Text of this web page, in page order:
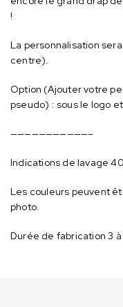
!
La personnalisation
centre).
Option (Ajouter votre
pseudo) : sous le logo
———————————–
Indications de lavage
Les couleurs peuvent
photo.
Durée de fabrication 3 à